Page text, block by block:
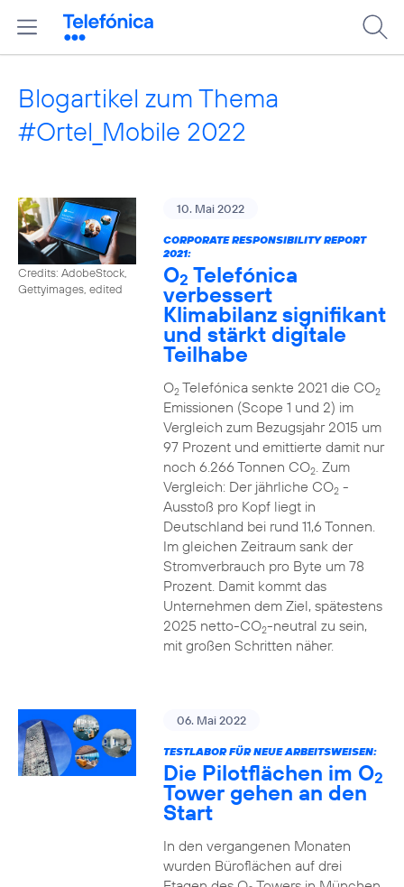
Blogartikel zum Thema
#Ortel_Mobile 2022
Credits: AdobeStock,
Gettyimages, edited
10. Mai 2022
CORPORATE RESPONSIBILITY REPORT
2021:
O2 Telefónica
verbessert
Klimabilanz signifikant
und stärkt digitale
Teilhabe
O2Telefónica senkte 2021 die CO2
Emissionen (Scope 1 und 2) im
Vergleich zum Bezugsjahr 2015 um
97 Prozent und emittierte damit nur
noch 6.266 Tonnen CO2. Zum
Vergleich: Der jährliche CO2-
Ausstoß pro Kopf liegt in
Deutschland bei rund 11,6 Tonnen.
Im gleichen Zeitraum sank der
Stromverbrauch pro Byte um 78
Prozent. Damit kommt das
Unternehmen dem Ziel, spätestens
2025 netto-CO2-neutral zu sein,
mit großen Schritten näher.
06. Mai 2022
TESTLABOR FÜR NEUE ARBEITSWEISEN:
Die Pilotflächen im O2
Tower gehen an den
Start
In den vergangenen Monaten
wurden Büroflächen auf drei